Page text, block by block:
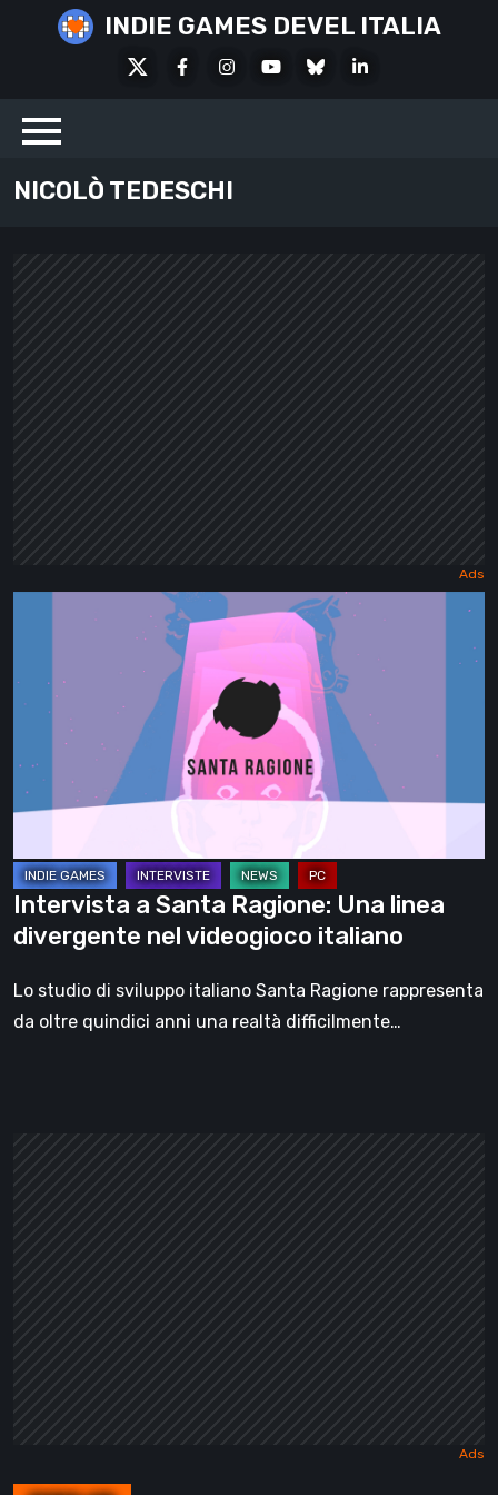
INDIE GAMES DEVEL ITALIA
FacebookInstagramYoutubeBlueskyLinkedIn
NICOLÒ TEDESCHI
Ragione:
linea
divergente
videogioco
italiano
Intervista a Santa Ragione: Una linea
divergente nel videogioco italiano
Lo studio di sviluppo italiano Santa Ragione rappresenta
da oltre quindici anni una realtà difficilmente…